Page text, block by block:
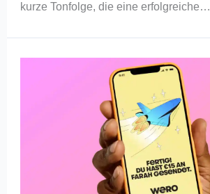
kurze Tonfolge, die eine erfolgreiche…